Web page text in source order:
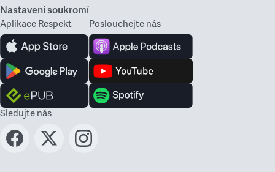
Nastavení soukromí
Aplikace Respekt Poslouchejte nás
Sledujte nás